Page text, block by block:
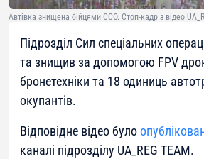
Автівка знищена бійцями ССО. Стоп-кадр з відео
Підрозділ Сил спеціальних
та знищив за допомогою FPV
бронетехніки та 18 одиниць
окупантів.
Відповідне відео було
каналі підрозділу UA_REG TEAM.